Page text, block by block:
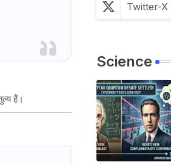
हैं।
Twitter-X
Science